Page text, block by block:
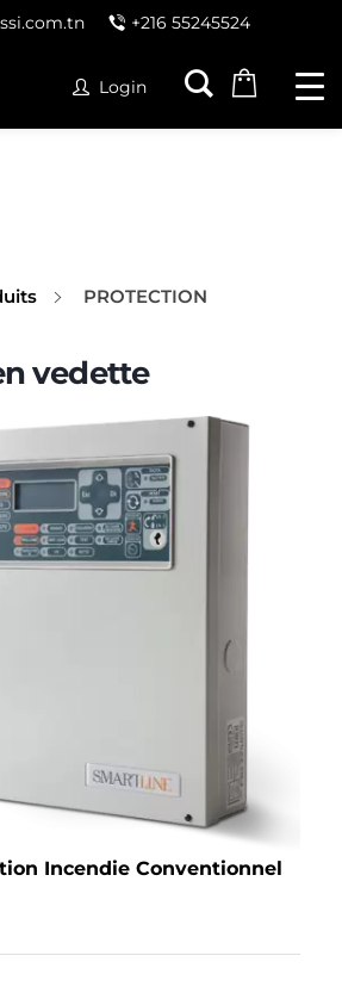
+216 55245524
Login
PROTECTION
Incendie Conventionnel